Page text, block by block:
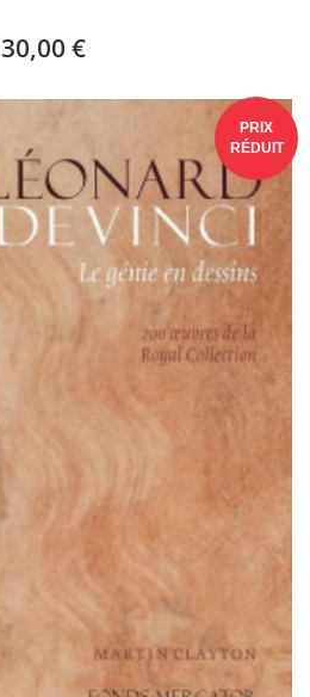
30,00 €
PRIX
RÉDUIT